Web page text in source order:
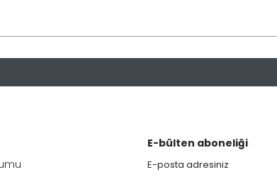
E-bülten aboneliği